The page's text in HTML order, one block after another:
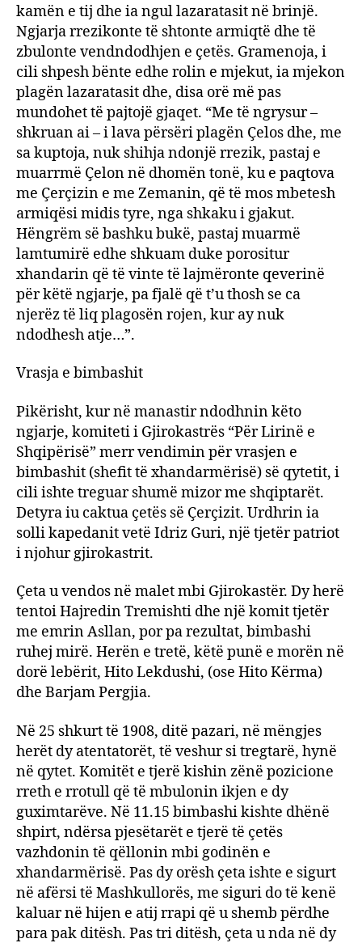
kamën e tij dhe ia ngul lazaratasit në brinjë.
Ngjarja rrezikonte të shtonte armiqtë dhe të
zbulonte vendndodhjen e çetës. Gramenoja, i
cili shpesh bënte edhe rolin e mjekut, ia mjekon
plagën lazaratasit dhe, disa orë më pas
mundohet të pajtojë gjaqet. “Me të ngrysur –
shkruan ai – i lava përsëri plagën Çelos dhe, me
sa kuptoja, nuk shihja ndonjë rrezik, pastaj e
muarrmë Çelon në dhomën tonë, ku e paqtova
me Çerçizin e me Zemanin, që të mos mbetesh
armiqësi midis tyre, nga shkaku i gjakut.
Hëngrëm së bashku bukë, pastaj muarmë
lamtumirë edhe shkuam duke porositur
xhandarin që të vinte të lajmëronte qeverinë
për këtë ngjarje, pa fjalë që t’u thosh se ca
njerëz të liq plagosën rojen, kur ay nuk
ndodhesh atje…”.
Vrasja e bimbashit
Pikërisht, kur në manastir ndodhnin këto
ngjarje, komiteti i Gjirokastrës “Për Lirinë e
Shqipërisë” merr vendimin për vrasjen e
bimbashit (shefit të xhandarmërisë) së qytetit, i
cili ishte treguar shumë mizor me shqiptarët.
Detyra iu caktua çetës së Çerçizit. Urdhrin ia
solli kapedanit vetë Idriz Guri, një tjetër patriot
i njohur gjirokastrit.
Çeta u vendos në malet mbi Gjirokastër. Dy herë
tentoi Hajredin Tremishti dhe një komit tjetër
me emrin Asllan, por pa rezultat, bimbashi
ruhej mirë. Herën e tretë, këtë punë e morën në
dorë lebërit, Hito Lekdushi, (ose Hito Kërma)
dhe Barjam Pergjia.
Në 25 shkurt të 1908, ditë pazari, në mëngjes
herët dy atentatorët, të veshur si tregtarë, hynë
në qytet. Komitët e tjerë kishin zënë pozicione
rreth e rrotull që të mbulonin ikjen e dy
guximtarëve. Në 11.15 bimbashi kishte dhënë
shpirt, ndërsa pjesëtarët e tjerë të çetës
vazhdonin të qëllonin mbi godinën e
xhandarmërisë. Pas dy orësh çeta ishte e sigurt
në afërsi të Mashkullorës, me siguri do të kenë
kaluar në hijen e atij rrapi që u shemb përdhe
para pak ditësh. Pas tri ditësh, çeta u nda në dy